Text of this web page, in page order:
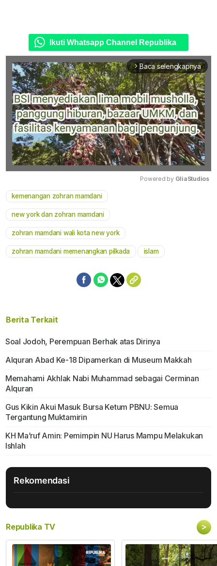
Ikuti Whatsapp Channel Republika
arrow_forward_ios Baca selengkapnya
Powered by GliaStudios
kemenangan zohran mamdani
new york dan zohran mamdani
zohran mamdani wali kota new york
zohran mamdani memenangkan pilkada islam
Berita Terkait
Soal Jodoh, Perempuan Berhak atas Dirinya
Alquran Abad Ke-18 Dipamerkan di Museum Makkah
Memahami Akhlak Nabi Muhammad sebagai Cerminan
Alquran
Gus Kikin Akui Masuk Bursa Ketum PBNU: Semua
Tergantung Muktamirin
KH Ma’ruf Amin: Pemimpin NU Harus Mampu Melakukan
Ishlah
Rekomendasi
Republika TV >